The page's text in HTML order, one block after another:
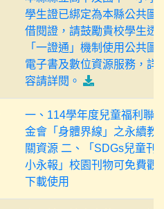
學生證已綁定為本縣公共圖
借閱證，請鼓勵貴校學生透
「一證通」機制使用公共圖
電子書及數位資源服務，詳
容請詳閱。
一、114學年度兒童福利聯
金會「身體界線」之永續教
關資源 二、「SDGs兒童刊
小永報」校園刊物可免費觀
下載使用